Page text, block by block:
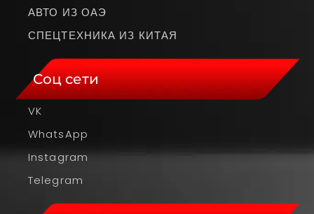
АВТО ИЗ ОАЭ
СПЕЦТЕХНИКА ИЗ КИТАЯ
Соц сети
VK
WhatsApp
Instagram
Telegram